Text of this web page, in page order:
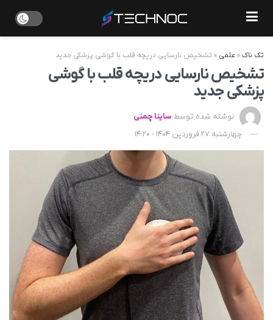
تک ناک» علمی » تشخیص نارسایی دریچه قلب با گوشی پزشکی جدید
تشخیص نارسایی دریچه قلب با گوشی
پزشکی جدید
نوشته شده توسط ساینا چمنی
چهارشنبه 27 فروردین 1404 - 14:20